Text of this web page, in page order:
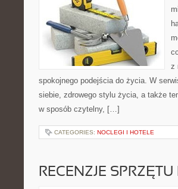
z
spokojnego podejścia do życia. W
siebie, zdrowego stylu życia, a także
w sposób czytelny, […]
CATEGORIES: NOCLEGI I HOTELE
RECENZJE